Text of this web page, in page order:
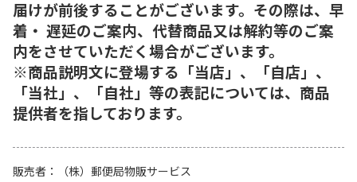
届けが前後することがございます。その際は、早
着・ 遅延のご案内、代替商品又は解約等のご案
内をさせていただく場合がございます。
※商品説明文に登場する「当店」、「自店」、
「当社」、「自社」等の表記については、商品
提供者を指しております。
販売者
（株）郵便局物販サービス